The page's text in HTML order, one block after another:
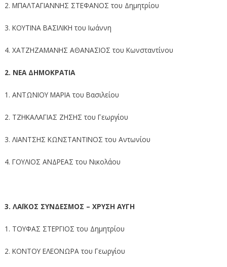
2. ΜΠΑΛΤΑΓΙΑΝΝΗΣ ΣΤΕΦΑΝΟΣ του Δημητρίου
3. ΚΟΥΤΙΝΑ ΒΑΣΙΛΙΚΗ του Ιωάννη
4. ΧΑΤΖΗΖΑΜΑΝΗΣ ΑΘΑΝΑΣΙΟΣ του Κωνσταντίνου
2. ΝΕΑ ΔΗΜΟΚΡΑΤΙΑ
1. ΑΝΤΩΝΙΟΥ ΜΑΡΙΑ του Βασιλείου
2. ΤΖΗΚΑΛΑΓΙΑΣ ΖΗΣΗΣ του Γεωργίου
3. ΛΙΑΝΤΣΗΣ ΚΩΝΣΤΑΝΤΙΝΟΣ του Αντωνίου
4. ΓΟΥΛΙΟΣ ΑΝΔΡΕΑΣ του Νικολάου
3. ΛΑΪΚΟΣ ΣΥΝΔΕΣΜΟΣ – ΧΡΥΣΗ ΑΥΓΗ
1. ΤΟΥΦΑΣ ΣΤΕΡΓΙΟΣ του Δημητρίου
2. ΚΟΝΤΟΥ ΕΛΕΟΝΩΡΑ του Γεωργίου